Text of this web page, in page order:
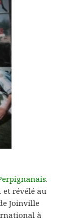
.
et révélé au
Joinville
à